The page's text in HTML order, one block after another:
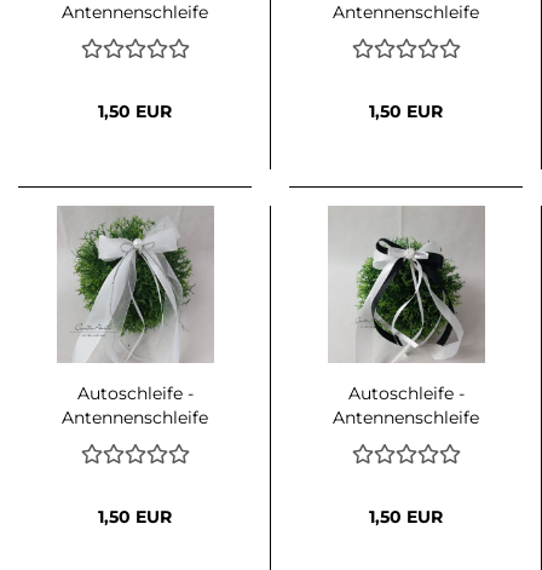
Antennenschleife
TÜRKIS mit Weiß oder
Creme kombiniert
1,50 EUR
Antennenschleife
TAUPE mit Weiß oder
Creme kombiniert
1,50 EUR
Autoschleife -
Antennenschleife
SILBER mit Weiß oder
Creme kombiniert
1,50 EUR
Autoschleife -
Antennenschleife
SCHWARZ mit Weiß
oder Creme
1,50 EUR